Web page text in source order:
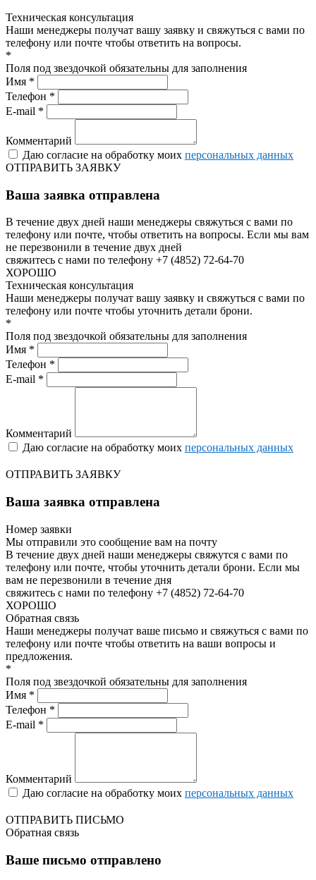
Техническая консультация
Наши менеджеры получат вашу заявку и свяжуться с вами по
телефону или почте чтобы ответить на вопросы.
*
Поля под звездочкой обязательны для заполнения
Имя *
Телефон *
E-mail *
Комментарий
Даю согласие на обработку моих персональных данных
ОТПРАВИТЬ ЗАЯВКУ
Ваша заявка отправлена
В течение двух дней наши менеджеры свяжуться с вами по
телефону или почте, чтобы ответить на вопросы. Если мы вам
не перезвонили в течение двух дней
свяжитесь с нами по телефону +7 (4852) 72-64-70
ХОРОШО
Техническая консультация
Наши менеджеры получат вашу заявку и свяжуться с вами по
телефону или почте чтобы уточнить детали брони.
*
Поля под звездочкой обязательны для заполнения
Имя *
Телефон *
E-mail *
Комментарий
Даю согласие на обработку моих персональных данных
ОТПРАВИТЬ ЗАЯВКУ
Ваша заявка отправлена
Номер заявки
Мы отправили это сообщение вам на почту
В течение двух дней наши менеджеры свяжутся с вами по
телефону или почте, чтобы уточнить детали брони. Если мы
вам не перезвонили в течение дня
свяжитесь с нами по телефону +7 (4852) 72-64-70
ХОРОШО
Обратная связь
Наши менеджеры получат ваше письмо и свяжуться с вами по
телефону или почте чтобы ответить на ваши вопросы и
предложения.
*
Поля под звездочкой обязательны для заполнения
Имя *
Телефон *
E-mail *
Комментарий
Даю согласие на обработку моих персональных данных
ОТПРАВИТЬ ПИСЬМО
Обратная связь
Ваше письмо отправлено